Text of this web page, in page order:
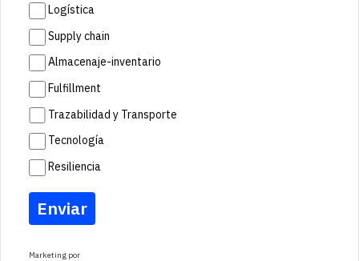
Logística
Supply chain
Almacenaje-inventario
Fulfillment
Trazabilidad y Transporte
Tecnología
Resiliencia
Enviar
Marketing por